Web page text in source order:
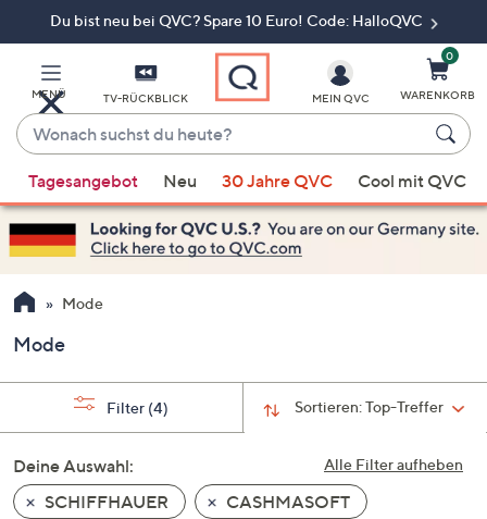
Du bist neu bei QVC? Spare 10 Euro! Code: HalloQVC
MENÜ TV-RÜCKBLICK
Wonach
suchst
du
heute?
Vorschläge
verfügbar
sind,
verwenden
Sie
Pfeiltasten
nach
und
nach
unten
oder
MEIN QVC
0
WARENKORB
Tagesangebot Neu 30 Jahre QVC Cool mit QVC
Mode
Mode
Sortieren:Top-Treffer
Filter (4)
Alle Filter aufheben
Deine Auswahl:
SCHIFFHAUER
CASHMASOFT